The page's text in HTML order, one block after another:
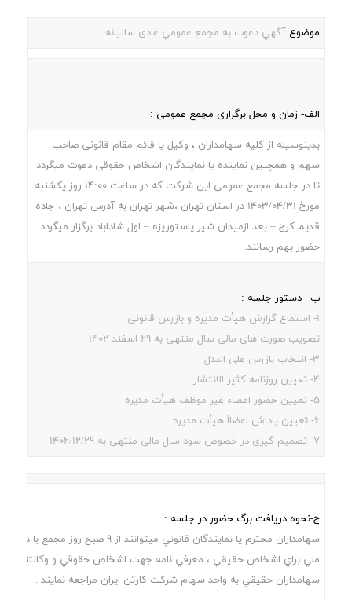
موضوع:آگهي دعوت به مجمع عمومي عادی سالیانه
الف- زمان و محل برگزاری مجمع عمومی :
بدینوسیله از کلیه سهامداران ، وکیل یا قائم مقام قانونی صاحب
سهم و همچنین نماینده یا نمایندگان اشخاص حقوقی دعوت میگردد
تا در جلسه مجمع عمومی این شرکت که در ساعت 14:00 روز یکشنبه
مورخ 1403/04/31 در استان تهران ،شهر تهران به آدرس تهران ، جاده
قديم کرج – بعد ازميدان شير پاستوريزه – اول شاداباد برگزار میگردد
حضور بهم رسانند.
ب– دستور جلسه :
1- استماع گزارش هیأت مدیره و بازرس قانونی
تصویب صورت های مالی سال منتهی به 29 اسفند 1402
3- انتخاب بازرس علی البدل
4- تعیین روزنامه کثیر الانتشار
5- تعیین حضور اعضاء غیر موظف هیأت مدیره
6- تعیین پاداش اعضاأ هیأت مدیره
7- تصمیم گیری در خصوص سود سال مالی منتهی به 1402/12/29
ج-نحوه دریافت برگ حضور در جلسه :
سهامداران محترم يا نمايندگان قانوني ميتوانند از 9
ملي براي اشخاص حقيقي ، معرفي نامه جهت اشخاص حقوقي و وکالتنامه
سهامداران حقيقي به واحد سهام شرکت کارتن ايران مراجعه نمايند .